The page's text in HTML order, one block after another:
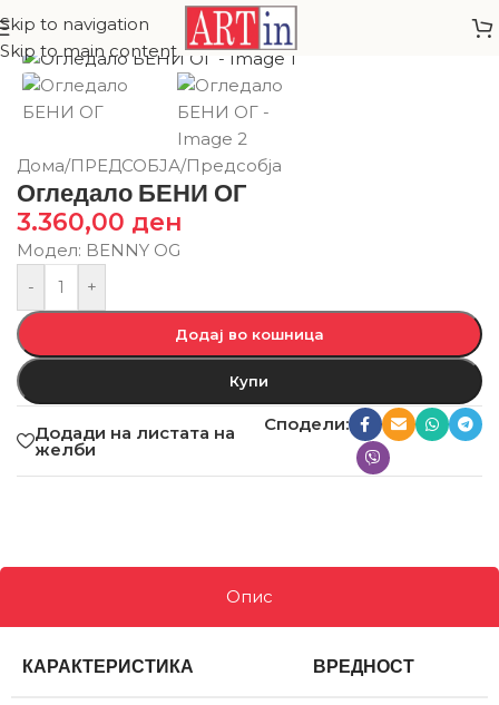
Skip to navigation
Skip to main content
Дома/ПРЕДСОБЈА/Предсобја
Огледало БЕНИ ОГ
3.360,00 ден
Модел: BENNY OG
-
+
Додај во кошница
Купи
Додади на листата на
желби
Сподели:
Опис
КАРАКТЕРИСТИКА ВРЕДНОСТ